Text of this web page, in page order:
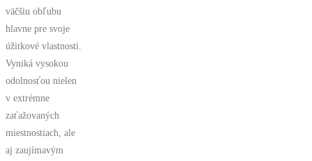
väčšiu obľubu
hlavne pre svoje
úžitkové vlastnosti.
Vyniká vysokou
odolnosťou nielen
v extrémne
zaťažovaných
miestnostiach, ale
aj zaujímavým